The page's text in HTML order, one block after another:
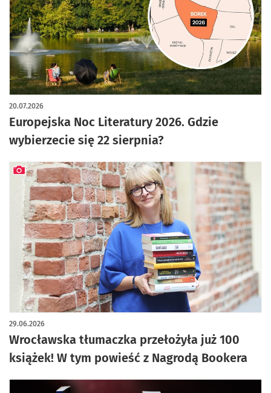
Europejska Noc Literatury 2026. Gdzie
wybierzecie się 22 sierpnia?
20.07.2026
Wrocławska tłumaczka przełożyła już 100
książek! W tym powieść z Nagrodą Bookera
29.06.2026
artykuł z galerią zdjęć